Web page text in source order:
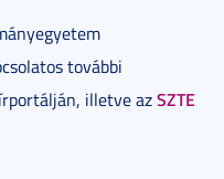
további
illetve azSZTE